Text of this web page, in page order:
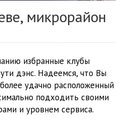
микрорайон
избранные клубы
дэнс. Надеемся, что Вы
удачно расположенный
подходить своими
и уровнем сервиса.